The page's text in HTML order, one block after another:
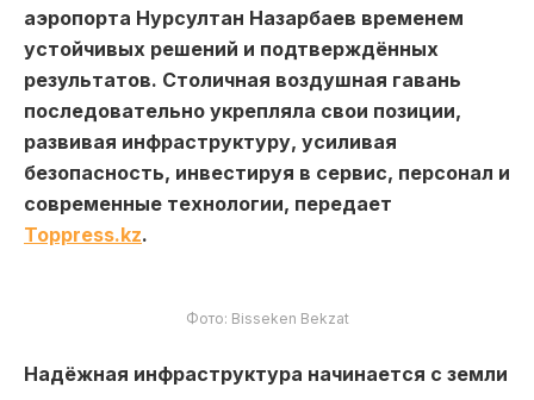
аэропорта Нурсултан Назарбаев временем
устойчивых решений и подтверждённых
результатов. Столичная воздушная гавань
последовательно укрепляла свои позиции,
развивая инфраструктуру, усиливая
безопасность, инвестируя в сервис, персонал и
современные технологии, передает
Toppress.kz.
Фото: Bisseken Bekzat
Надёжная инфраструктура начинается с земли